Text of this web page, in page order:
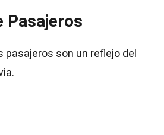
Pasajeros
pasajeros son un reflejo del